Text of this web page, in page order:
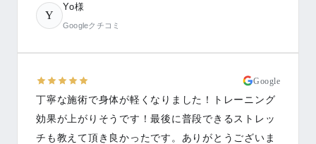
Y
Yo様
Googleクチコミ
Google
丁寧な施術で身体が軽くなりました！トレーニング
効果が上がりそうです！最後に普段できるストレッ
チも教えて頂き良かったです。ありがとうございま